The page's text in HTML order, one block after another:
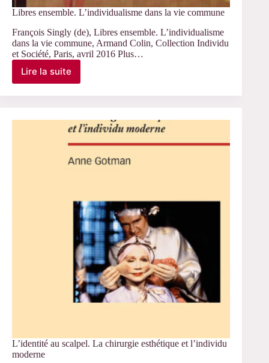
Libres ensemble. L’individualisme dans la vie commune
François Singly (de), Libres ensemble. L’individualisme
dans la vie commune, Armand Colin, Collection Individu
et Société, Paris, avril 2016 Plus…
Lire la suite
Libres
la
commune
L’identité au scalpel. La chirurgie esthétique et l’individu
moderne